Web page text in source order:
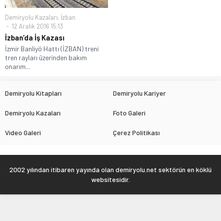
Demiryolu Kazaları, İzban
12 Aralık 2016 15:13
İzban’da İş Kazası
İzmir Banliyö Hattı (İZBAN) treni
tren rayları üzerinden bakım
onarım...
Demiryolu Kitapları Demiryolu Kariyer
Demiryolu Kazaları Foto Galeri
Video Galeri Çerez Politikası
2002 yılından itibaren yayında olan demiryolu.net sektörün en köklü
websitesidir.